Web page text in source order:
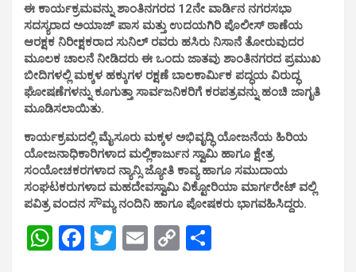
ಈ ಕಾರ್ಯಕ್ರಮವನ್ನು ಶಾಂತಿನಗರದ 12ನೇ ವಾರ್ಡಿನ ನಗರಸಭಾ
ಸದಸ್ಯರಾದ ಅಯಾಜ್ ಪಾಸ ಮತ್ತು ಉದಯಗಿರಿ ಪೊಲೀಸ್ ಠಾಣೆಯ
ಆರಕ್ಷಕ ನಿರೀಕ್ಷಕರಾದ ಸುನಿಲ್ ರವರು ಹಸಿರು ನಿಸಾನೆ ತೋರುವುದರ
ಮೂಲಕ ಚಾಲನೆ ನೀಡಿದರು ಈ ಒಂದು ಜಾತವು ಶಾಂತಿನಗರದ ಪ್ರಮುಖ
ಬೀದಿಗಳಲ್ಲಿ ಮಕ್ಕಳ ಹಕ್ಕುಗಳ ರಕ್ಷಣೆ ಬಾಲಕಾರ್ಮಿಕ ಪದ್ಧಯ ವಿರುದ್ಧ
ಘೋಷಣೆಗಳನ್ನು ಕೂಗುತ್ತಾ ಸಾರ್ವಜನಿಕರಿಗೆ ಕರಪತ್ರವನ್ನು ಹಂಚಿ ಜಾಗೃತಿ
ಮೂಡಿಸಲಾಯಿತು.
ಕಾರ್ಯಕ್ರಮದಲ್ಲಿ ಮೈಸೂರು ಮಕ್ಕಳ ಅಭಿವೃದ್ಧಿ ಯೋಜನೆಯ ಹಿರಿಯ
ಯೋಜನಾಧಿಕಾರಿಗಳಾದ ಮಲ್ಲಿಕಾರ್ಜುನ ಸ್ವಾಮಿ ಹಾಗೂ ಕ್ಷೇತ್ರ
ಸಂಯೋಚಕರಗಳಾದ ನ್ಯಾನ್ಸಿ ಜ್ಯೋತಿ ಕಾವ್ಯ ಹಾಗೂ ಸಮುದಾಯ
ಸಂಘಟಕರುಗಳಾದ ಮಹದೇವಸ್ವಾಮಿ ವಿಕ್ಟೋರಿಯಾ ಮಾರ್ಗರೇಟ್ ವಲ್ಲಿ
ಪವಿತ್ರ ವಂದನ ಸೌಮ್ಯ ನಂದಿನಿ ಹಾಗೂ ಪೋಷಕರು ಭಾಗವಹಿಸಿದ್ದರು.
W F
T
E
C